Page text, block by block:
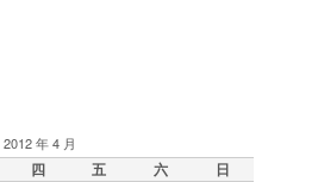
2012 年 4 月
四 五 六
日